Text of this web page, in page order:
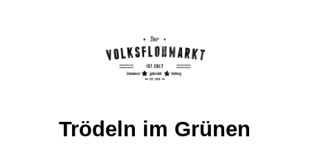
Trödeln im Grünen